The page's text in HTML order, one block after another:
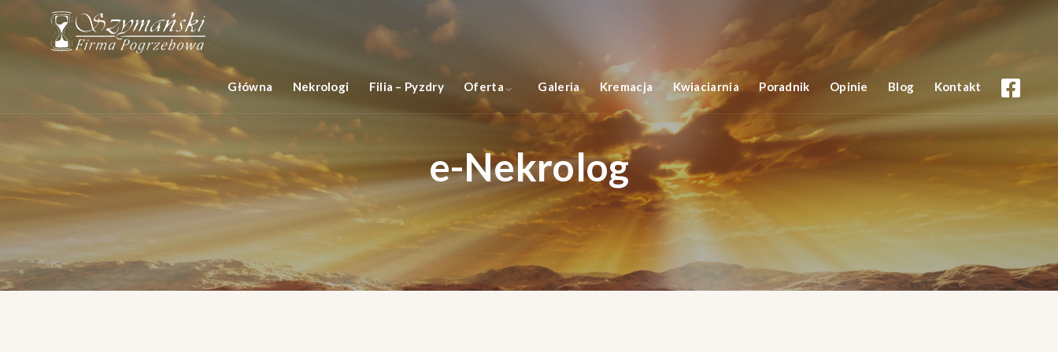
Główna Nekrologi Filia – Pyzdry Oferta Galeria Kremacja Kwiaciarnia Poradnik Opinie Blog Kontakt
e-Nekrolog